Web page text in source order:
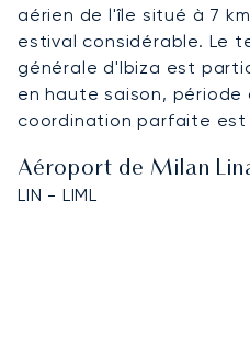
aérien de l'île situé à 7
estival considérable. Le
générale d'Ibiza est
en haute saison, période
coordination parfaite est
Aéroport de Milan
LIN - LIML